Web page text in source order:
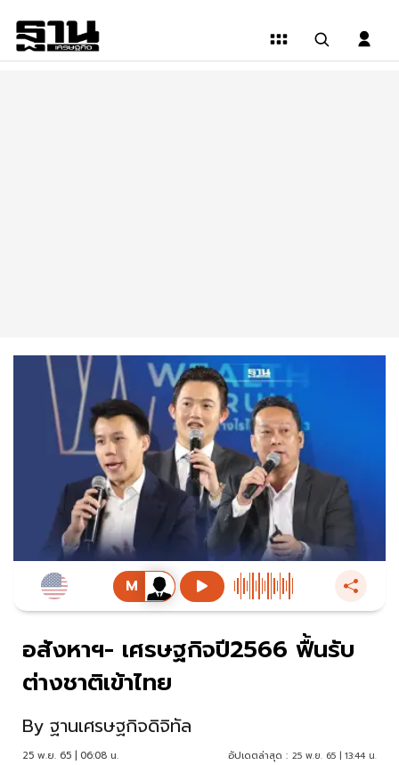
อสังหาฯ- เศรษฐกิจปี2566 ฟื้นรับ
ต่างชาติเข้าไทย
By ฐานเศรษฐกิจดิจิทัล
25 พ.ย. 65 | 06:08 น. อัปเดตล่าสุด : 25 พ.ย. 65 | 13:44 น.